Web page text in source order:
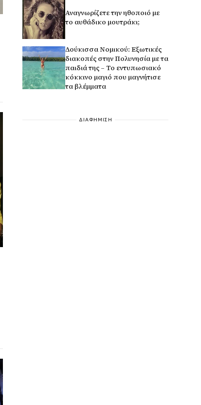
Αναγνωρίζετε την ηθοποιό με
το αυθάδικο μουτράκι;
Δούκισσα Νομικού: Εξωτικές
διακοπές στην Πολυνησία με τα
παιδιά της – Το εντυπωσιακό
κόκκινο μαγιό που μαγνήτισε
τα βλέμματα
ΔΙΑΦΗΜΙΣΗ